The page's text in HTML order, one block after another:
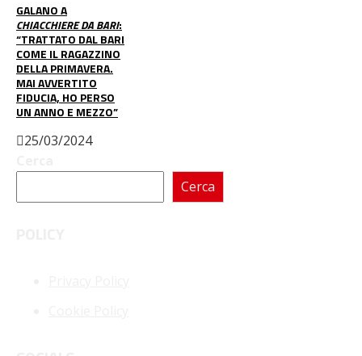
GALANO A
CHIACCHIERE DA BARI:
“TRATTATO DAL BARI
COME IL RAGAZZINO
DELLA PRIMAVERA.
MAI AVVERTITO
FIDUCIA, HO PERSO
UN ANNO E MEZZO”
25/03/2024
Cerca